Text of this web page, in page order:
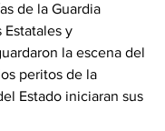
de la Guardia
Estatales y
la escena del
peritos de la
Estado iniciaran sus